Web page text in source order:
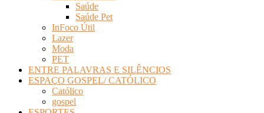
Saúde
Saúde Pet
InFoco Útil
Lazer
Moda
PET
ENTRE PALAVRAS E SILÊNCIOS
ESPAÇO GOSPEL/ CATÓLICO
Católico
gospel